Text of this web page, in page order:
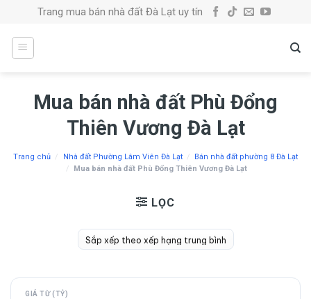
content
Trang mua bán nhà đất Đà Lạt uy tín
Mua bán nhà đất Phù Đổng
Thiên Vương Đà Lạt
Trang chủ / Nhà đất Phường Lâm Viên Đà Lạt /
Bán nhà đất phường 8 Đà Lạt
/
Mua bán nhà đất Phù Đổng Thiên Vương Đà Lạt
LỌC
GIÁ TỪ (TỶ)